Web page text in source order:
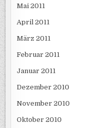
Mai 2011
April 2011
März 2011
Februar 2011
Januar 2011
Dezember 2010
November 2010
Oktober 2010